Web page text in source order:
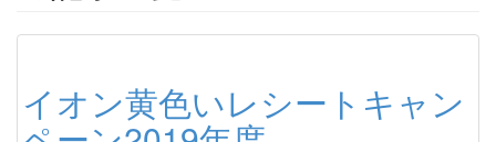
イオン黄色いレシートキャン